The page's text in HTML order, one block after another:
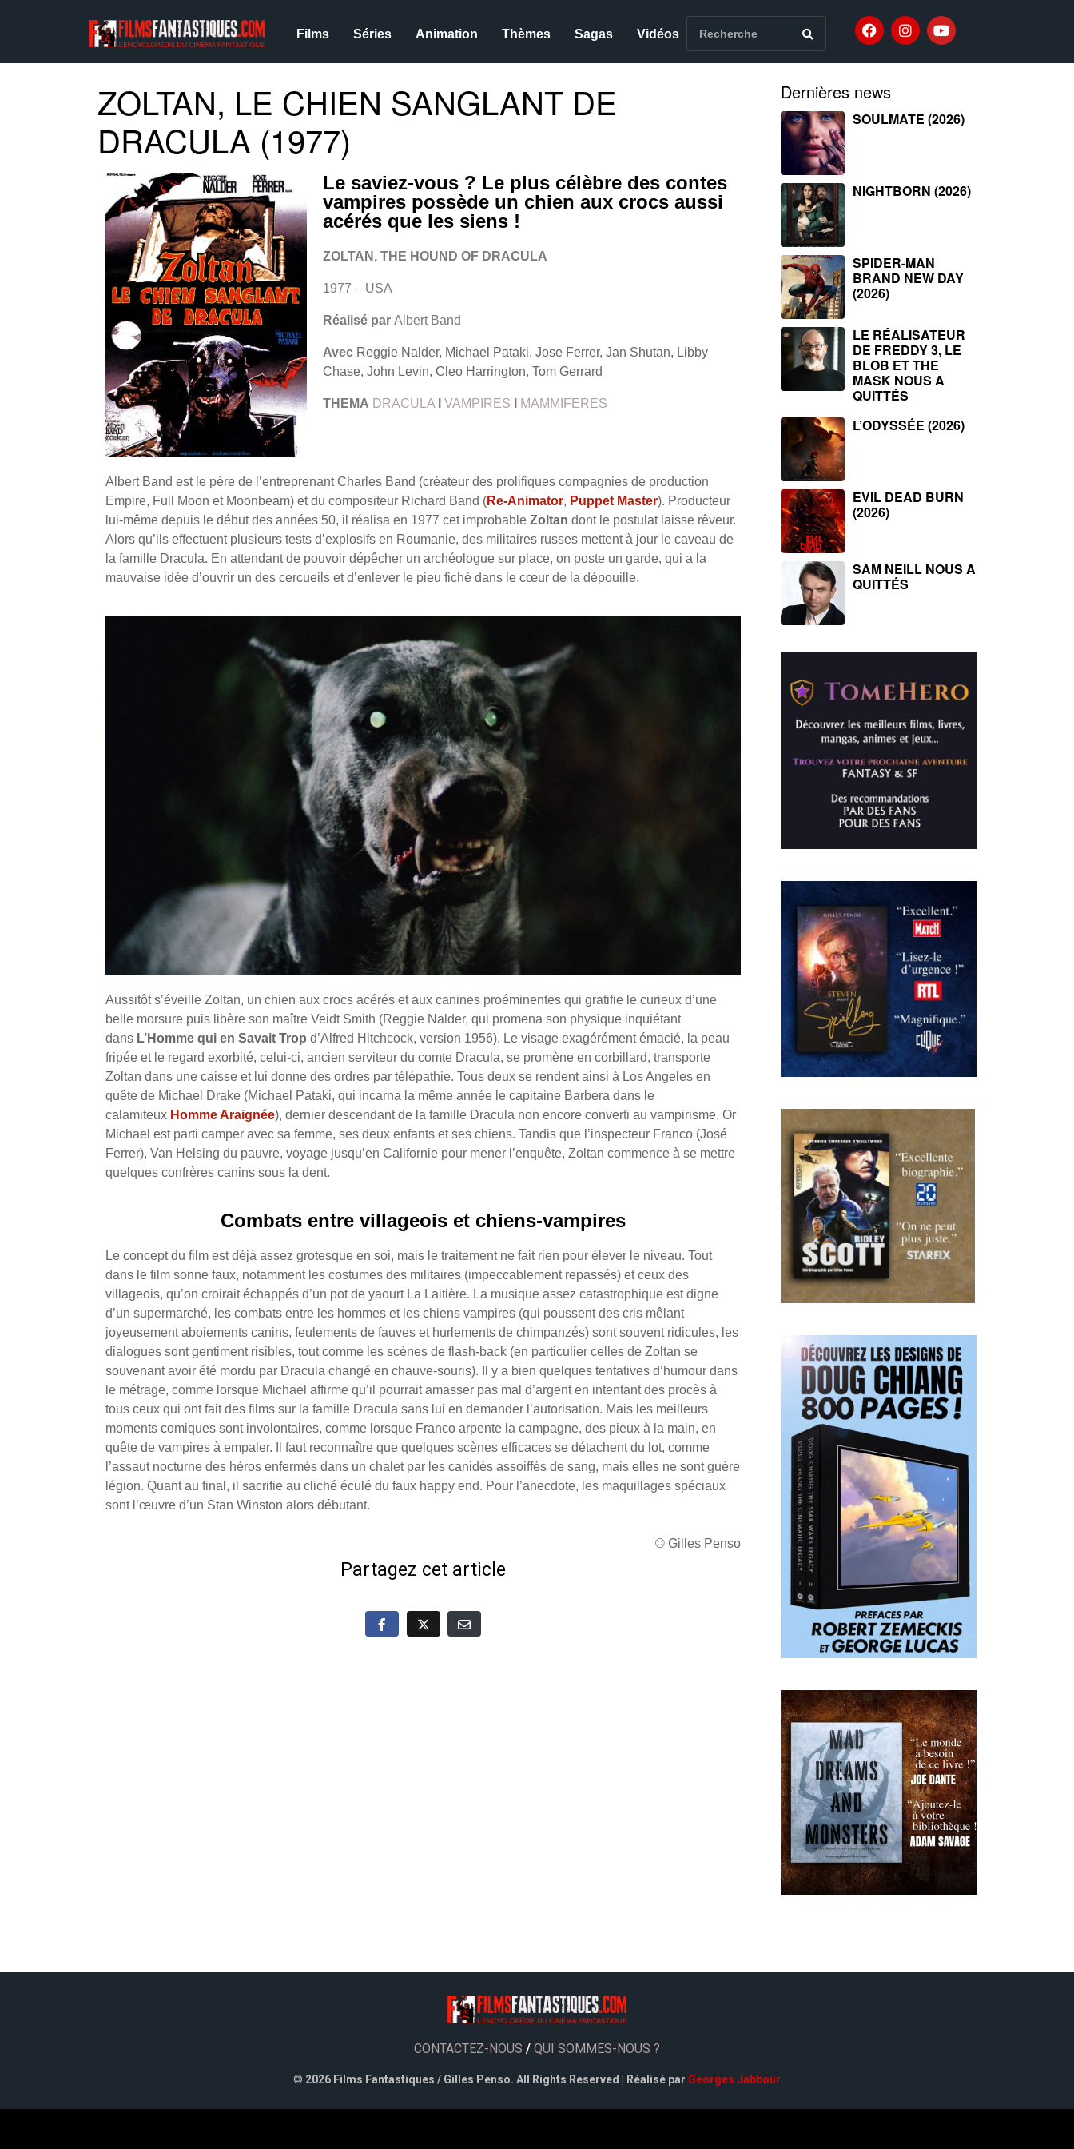
Films Séries Animation Thèmes Sagas Vidéos
ZOLTAN, LE CHIEN SANGLANT DE
DRACULA (1977)
Le saviez-vous ? Le plus célèbre des contes
vampires possède un chien aux crocs aussi
acérés que les siens !
ZOLTAN, THE HOUND OF DRACULA
1977 – USA
Réalisé par Albert Band
Avec Reggie Nalder, Michael Pataki, Jose Ferrer, Jan Shutan, Libby
Chase, John Levin, Cleo Harrington, Tom Gerrard
THEMA DRACULA VAMPIRES MAMMIFERES
Albert Band est le père de l’entreprenant Charles Band (créateur des prolifiques compagnies de production
Empire, Full Moon et Moonbeam) et du compositeur Richard Band (Re-Animator, Puppet Master). Producteur
lui-même depuis le début des années 50, il réalisa en 1977 cet improbable Zoltan dont le postulat laisse rêveur.
Alors qu’ils effectuent plusieurs tests d’explosifs en Roumanie, des militaires russes mettent à jour le caveau de
la famille Dracula. En attendant de pouvoir dépêcher un archéologue sur place, on poste un garde, qui a la
mauvaise idée d’ouvrir un des cercueils et d’enlever le pieu fiché dans le cœur de la dépouille.
Aussitôt s’éveille Zoltan, un chien aux crocs acérés et aux canines proéminentes qui gratifie le curieux d’une
belle morsure puis libère son maître Veidt Smith (Reggie Nalder, qui promena son physique inquiétant
dans L’Homme qui en Savait Trop d’Alfred Hitchcock, version 1956). Le visage exagérément émacié, la peau
fripée et le regard exorbité, celui-ci, ancien serviteur du comte Dracula, se promène en corbillard, transporte
Zoltan dans une caisse et lui donne des ordres par télépathie. Tous deux se rendent ainsi à Los Angeles en
quête de Michael Drake (Michael Pataki, qui incarna la même année le capitaine Barbera dans le
calamiteux Homme Araignée), dernier descendant de la famille Dracula non encore converti au vampirisme. Or
Michael est parti camper avec sa femme, ses deux enfants et ses chiens. Tandis que l’inspecteur Franco (José
Ferrer), Van Helsing du pauvre, voyage jusqu’en Californie pour mener l’enquête, Zoltan commence à se mettre
quelques confrères canins sous la dent.
Combats entre villageois et chiens-vampires
Le concept du film est déjà assez grotesque en soi, mais le traitement ne fait rien pour élever le niveau. Tout
dans le film sonne faux, notamment les costumes des militaires (impeccablement repassés) et ceux des
villageois, qu’on croirait échappés d’un pot de yaourt La Laitière. La musique assez catastrophique est digne
d’un supermarché, les combats entre les hommes et les chiens vampires (qui poussent des cris mêlant
joyeusement aboiements canins, feulements de fauves et hurlements de chimpanzés) sont souvent ridicules, les
dialogues sont gentiment risibles, tout comme les scènes de flash-back (en particulier celles de Zoltan se
souvenant avoir été mordu par Dracula changé en chauve-souris). Il y a bien quelques tentatives d’humour dans
le métrage, comme lorsque Michael affirme qu’il pourrait amasser pas mal d’argent en intentant des procès à
tous ceux qui ont fait des films sur la famille Dracula sans lui en demander l’autorisation. Mais les meilleurs
moments comiques sont involontaires, comme lorsque Franco arpente la campagne, des pieux à la main, en
quête de vampires à empaler. Il faut reconnaître que quelques scènes efficaces se détachent du lot, comme
l’assaut nocturne des héros enfermés dans un chalet par les canidés assoiffés de sang, mais elles ne sont guère
légion. Quant au final, il sacrifie au cliché éculé du faux happy end. Pour l’anecdote, les maquillages spéciaux
sont l’œuvre d’un Stan Winston alors débutant.
© Gilles Penso
Partagez cet article
Dernières news
SOULMATE (2026)
NIGHTBORN (2026)
SPIDER-MAN
BRAND NEW DAY
(2026)
LE RÉALISATEUR
DE FREDDY 3, LE
BLOB ET THE
MASK NOUS A
QUITTÉS
L’ODYSSÉE (2026)
EVIL DEAD BURN
(2026)
SAM NEILL NOUS A
QUITTÉS
CONTACTEZ-NOUS / QUI SOMMES-NOUS ?
© 2026 Films Fantastiques / Gilles Penso. All Rights Reserved | Réalisé par Georges Jabbour